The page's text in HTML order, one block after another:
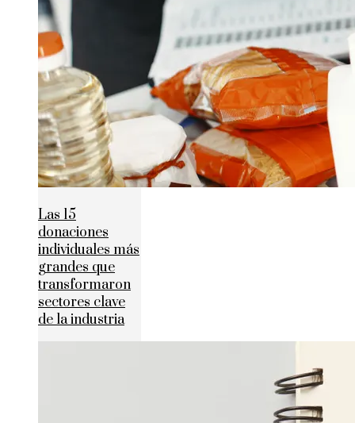
Las 15
donaciones
individuales más
grandes que
transformaron
sectores clave
de la industria